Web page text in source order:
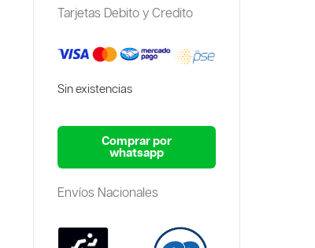
Tarjetas Debito y Credito
Sin existencias
Comprar por
whatsapp
Envíos Nacionales